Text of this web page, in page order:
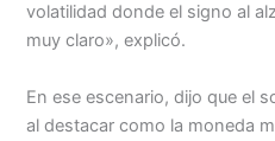
volatilidad donde el signo al
muy claro», explicó.
En ese escenario, dijo que el
al destacar como la moneda